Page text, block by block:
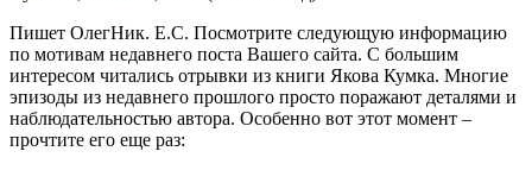
Пишет ОлегНик. Е.С. Посмотрите следующую информацию
по мотивам недавнего поста Вашего сайта. С большим
интересом читались отрывки из книги Якова Кумка. Многие
эпизоды из недавнего прошлого просто поражают деталями и
наблюдательностью автора. Особенно вот этот момент –
прочтите его еще раз: